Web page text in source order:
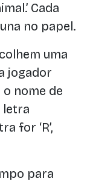
Cada
no papel.
uma
jogador
nome de
letra
for ‘R’,
para